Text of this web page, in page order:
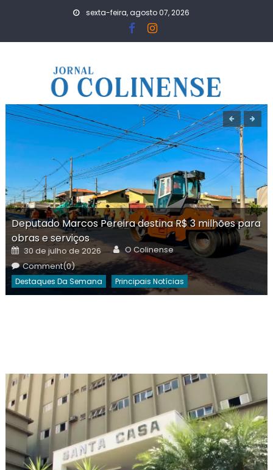
sexta-feira, agosto 07, 2026
Deputado Marcos Pereira destina R$ 3 milhões para
obras e serviços
Posted
on
30 de julho de 2026 Author
O Colinense
Comment(0)
Destaques Da Semana Principais Notícias